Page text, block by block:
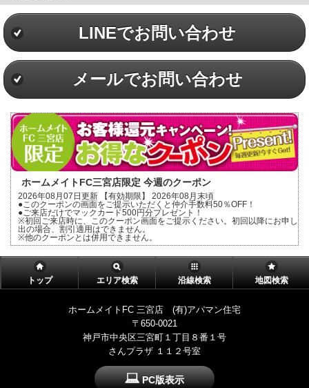
LINEでお問い合わせ
メールでお問い合わせ
ホームメイトFC三宮店限定 今週のクーポン
2026年08月07日更新 【有効期限】 2026年08月末頃
●このクーポンの画面をご提示いただくと仲介手数料50％OFF！
●ご来店だけでマックカード500円分プレゼント！
※初回ご来店時に、このクーポン画面をご提示ください。初回以降にお申し
出の場合、割引適用はできません。
※他のクーポンとは併用できません。
トップ エリア検索 沿線検索 地図検索
ホームメイトFC 三宮店 (有)アパマン住宅
〒650-0021
神戸市中央区三宮町１丁目８番１号
さんプラザ １１２号室
PC版表示